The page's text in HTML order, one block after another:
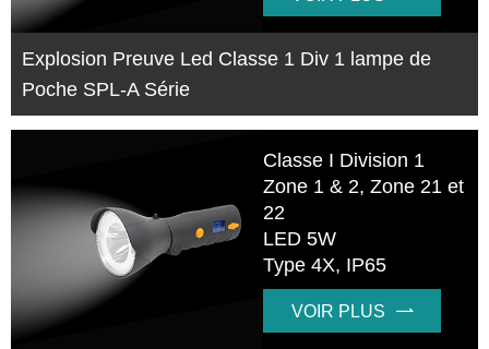
Explosion Preuve Led Classe 1 Div 1 lampe de
Poche SPL-A Série
Classe I Division 1
Zone 1 & 2, Zone 21 et
22
LED 5W
Type 4X, IP65
VOIR PLUS 